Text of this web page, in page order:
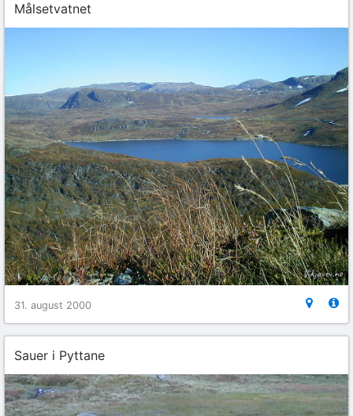
Målsetvatnet
31. august 2000
Sauer i Pyttane